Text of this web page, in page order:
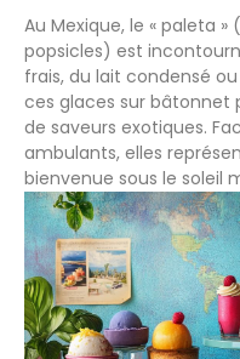
Au Mexique, le « paleta
popsicles) est
frais, du lait condensé
ces glaces sur bâtonnet
de saveurs exotiques.
ambulants, elles
bienvenue sous le soleil